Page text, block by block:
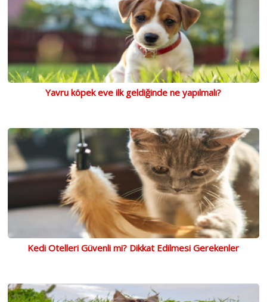
Yavru köpek eve ilk geldiğinde ne yapılmalı?
Kedi Otelleri Güvenli mi? Dikkat Edilmesi Gerekenler